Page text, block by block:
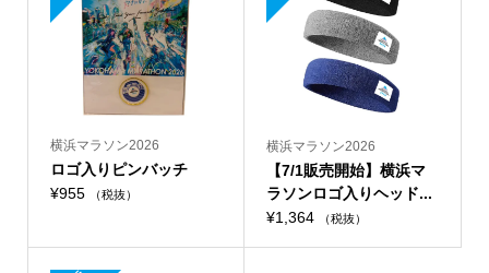
横浜マラソン2026
ロゴ入りピンバッチ
¥955 （税抜）
横浜マラソン2026
【7/1販売開始】横浜マ
ラソンロゴ入りヘッド...
¥1,364 （税抜）